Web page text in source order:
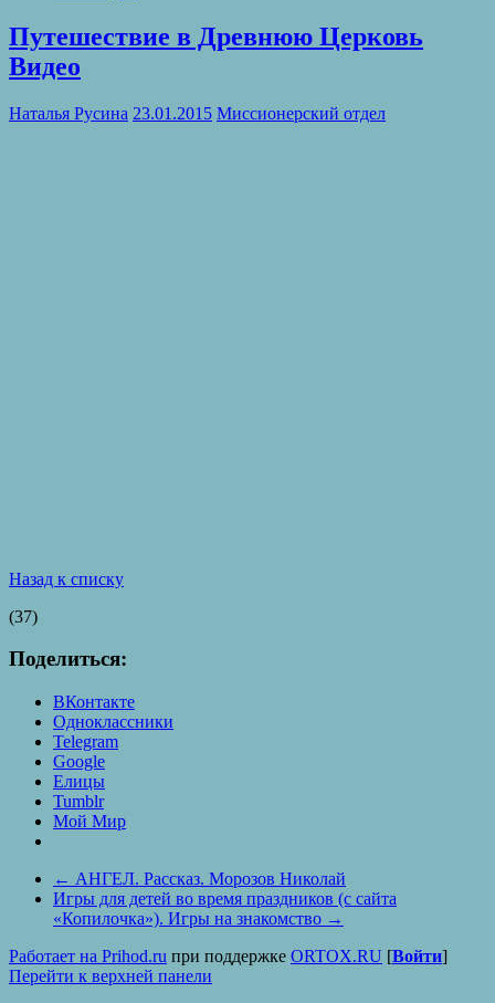
Путешествие в Древнюю Церковь
Видео
Наталья Русина 23.01.2015 Миссионерский отдел
Назад к списку
(37)
Поделиться:
ВКонтакте
Одноклассники
Telegram
Google
Елицы
Tumblr
Мой Мир
← АНГЕЛ. Рассказ. Морозов Николай
Игры для детей во время праздников (с сайта
«Копилочка»). Игры на знакомство →
Работает на Prihod.ru при поддержке ORTOX.RU [Войти]
Перейти к верхней панели